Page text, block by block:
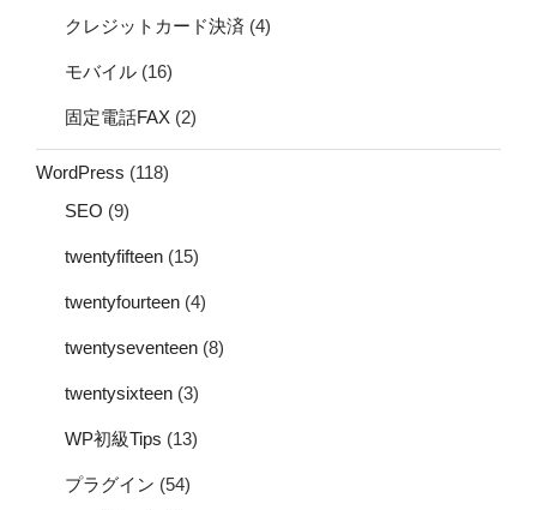
クレジットカード決済 (4)
モバイル (16)
固定電話FAX (2)
WordPress (118)
SEO (9)
twentyfifteen (15)
twentyfourteen (4)
twentyseventeen (8)
twentysixteen (3)
WP初級Tips (13)
プラグイン (54)